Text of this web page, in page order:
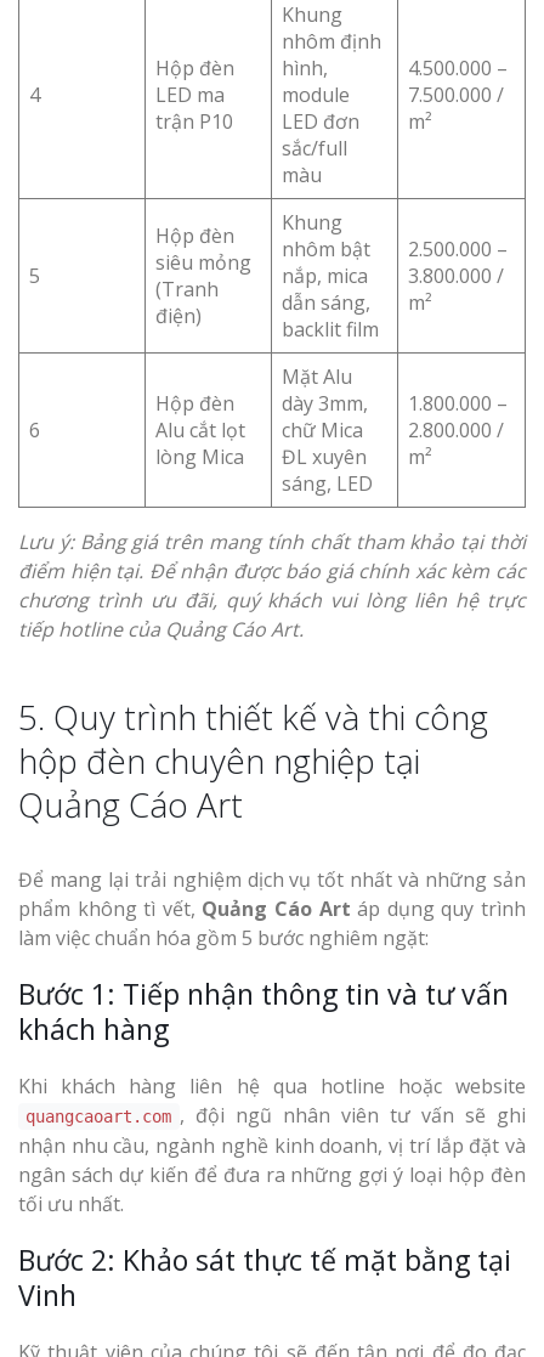
4
Hộp đèn
LED ma
trận P10
Khung
nhôm định
hình,
module
LED đơn
sắc/full
màu
4.500.000 –
7.500.000 /
m²
5
Hộp đèn
siêu mỏng
(Tranh
điện)
Khung
nhôm bật
nắp, mica
dẫn sáng,
backlit film
2.500.000 –
3.800.000 /
m²
6
Hộp đèn
Alu cắt lọt
lòng Mica
Mặt Alu
dày 3mm,
chữ Mica
ĐL xuyên
sáng, LED
1.800.000 –
2.800.000 /
m²
Lưu ý: Bảng giá trên mang tính chất tham khảo tại thời
điểm hiện tại. Để nhận được báo giá chính xác kèm các
chương trình ưu đãi, quý khách vui lòng liên hệ trực
tiếp hotline của Quảng Cáo Art.
5. Quy trình thiết kế và thi công
hộp đèn chuyên nghiệp tại
Quảng Cáo Art
Để mang lại trải nghiệm dịch vụ tốt nhất và những sản
phẩm không tì vết, Quảng Cáo Art áp dụng quy trình
làm việc chuẩn hóa gồm 5 bước nghiêm ngặt:
Bước 1: Tiếp nhận thông tin và tư vấn
khách hàng
Khi khách hàng liên hệ qua hotline hoặc website
quangcaoart.com , đội ngũ nhân viên tư vấn sẽ ghi
nhận nhu cầu, ngành nghề kinh doanh, vị trí lắp đặt và
ngân sách dự kiến để đưa ra những gợi ý loại hộp đèn
tối ưu nhất.
Bước 2: Khảo sát thực tế mặt bằng tại
Vinh